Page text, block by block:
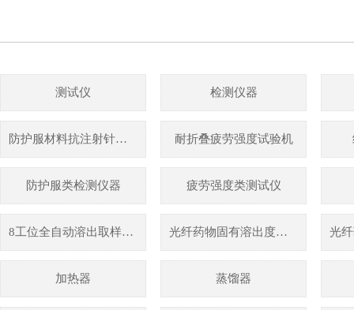
测试仪 检测仪器
防护服材料抗注射针穿刺性能测试仪 耐折叠疲劳强度试验机
防护服类检测仪器 疲劳强度类测试仪
8工位全自动溶出取样收集系统 光纤药物固有溶出度实时测定仪
加热器 蒸馏器